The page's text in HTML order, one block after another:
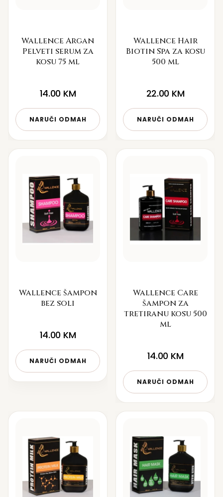
Wallence Argan
Pelveti serum za
kosu 75 ml
14.00 KM
NARUČI ODMAH
Wallence Hair
Biotin Spa za kosu
500 ml
22.00 KM
NARUČI ODMAH
Wallence šampon
bez soli
14.00 KM
NARUČI ODMAH
Wallence Care
šampon za
tretiranu kosu 500
ml
14.00 KM
NARUČI ODMAH